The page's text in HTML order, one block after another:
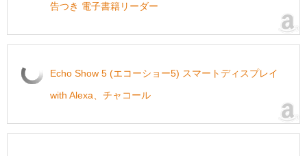
告つき 電子書籍リーダー
Echo Show 5 (エコーショー5) スマートディスプレイ
with Alexa、チャコール